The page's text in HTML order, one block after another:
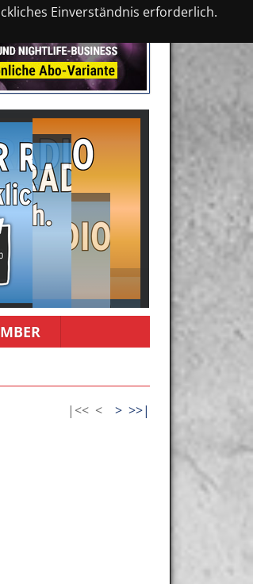
Einverständnis erforderlich.
|<< < > >>|